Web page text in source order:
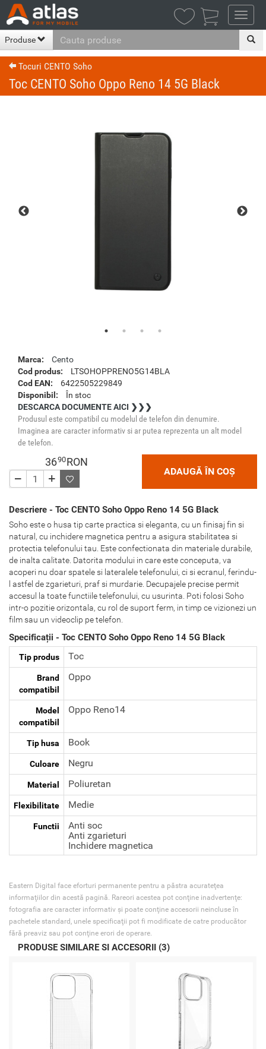
Produse
Tocuri CENTO Soho
Toc CENTO Soho Oppo Reno 14 5G Black
Marca:
Cento
Cod produs:
LTSOHOPPRENO5G14BLA
Cod EAN:
6422505229849
Disponibil:
În stoc
DESCARCA DOCUMENTE AICI ❯❯❯
Produsul este compatibil cu modelul de telefon din denumire.
Imaginea are caracter informativ si ar putea reprezenta un alt model
de telefon.
3690RON
ADAUGĂ ÎN COȘ
Descriere - Toc CENTO Soho Oppo Reno 14 5G Black
Soho este o husa tip carte practica si eleganta, cu un finisaj fin si
natural, cu inchidere magnetica pentru a asigura stabilitatea si
protectia telefonului tau. Este confectionata din materiale durabile,
de inalta calitate. Datorita modului in care este conceputa, va
acoperi nu doar spatele si lateralele telefonului, ci si ecranul, ferindu-
l astfel de zgarieturi, praf si murdarie. Decupajele precise permit
accesul la toate functiile telefonului, cu usurinta. Poti folosi Soho
intr-o pozitie orizontala, cu rol de suport ferm, in timp ce vizionezi un
film sau un videoclip pe telefon.
Specificații - Toc CENTO Soho Oppo Reno 14 5G Black
Tip produs Toc
Brand
compatibil
Oppo
Model
compatibil
Oppo Reno14
Tip husa Book
Culoare Negru
Material Poliuretan
Flexibilitate Medie
Functii
Anti soc
Anti zgarieturi
Inchidere magnetica
Eastern Digital face eforturi permanente pentru a păstra acurateţea
informaţiilor din acestă pagină. Rareori acestea pot conţine inadvertenţe:
fotografia are caracter informativ şi poate conţine accesorii neincluse în
pachetele standard, unele specificaţii pot fi modificate de catre producător
fără preaviz sau pot conţine erori de operare.
PRODUSE SIMILARE SI ACCESORII (3)